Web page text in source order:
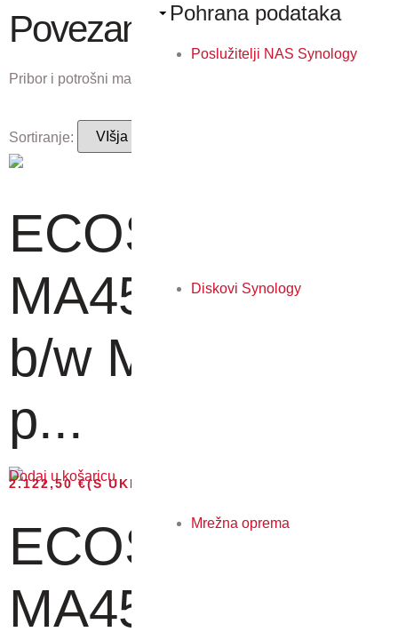
Pohrana podataka
Poslužitelji NAS Synology
Diskovi Synology
Mrežna oprema
Povezani proizvodi
Pribor i potrošni materijal koji odgovaraju ovom proizvodu.
Sortiranje:
ECOSYS
MA4500ifx - A4
b/w MFP, 45
p...
2.122,50€(S UKLJUČENIM PDV-OM)
Dodaj u košaricu
ECOSYS
MA4500ix - A4